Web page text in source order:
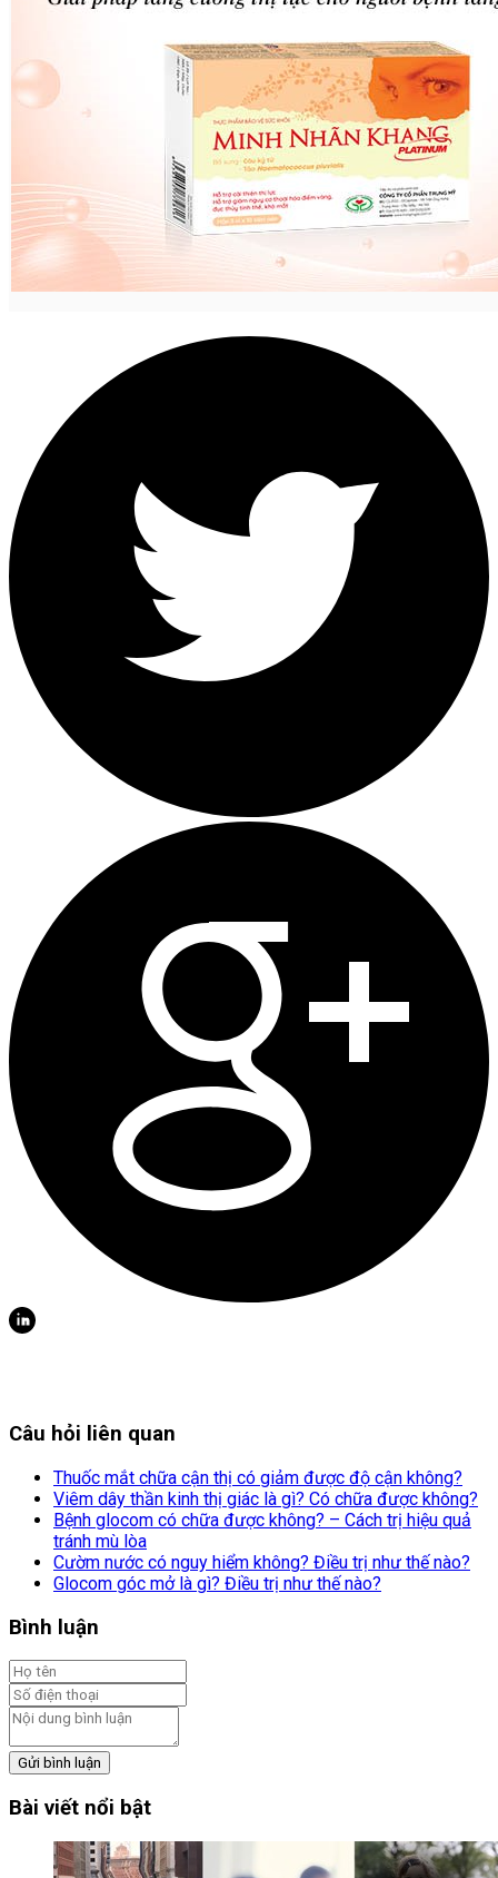
Câu hỏi liên quan
Thuốc mắt chữa cận thị có giảm được độ cận không?
Viêm dây thần kinh thị giác là gì? Có chữa được không?
Bệnh glocom có chữa được không? – Cách trị hiệu quả
tránh mù lòa
Cườm nước có nguy hiểm không? Điều trị như thế nào?
Glocom góc mở là gì? Điều trị như thế nào?
Bình luận
Gửi bình luận
Bài viết nổi bật